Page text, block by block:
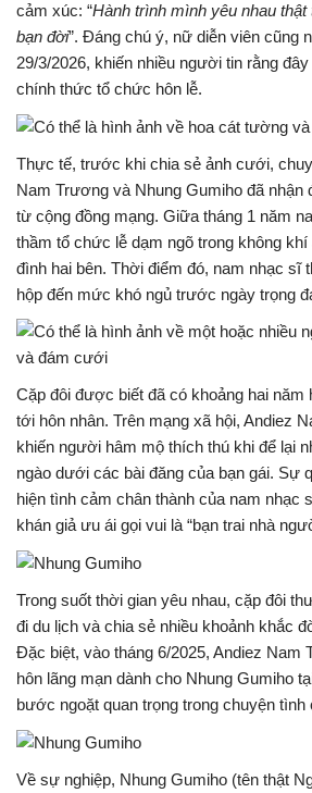
cảm xúc: “Hành trình mình yêu nhau
bạn đời”. Đáng chú ý, nữ diễn viên cũng
29/3/2026, khiến nhiều người tin rằng
chính thức tổ chức hôn lễ.
Thực tế, trước khi chia sẻ ảnh cưới,
Nam Trương và Nhung Gumiho đã nhận
từ cộng đồng mạng. Giữa tháng 1 năm
thầm tổ chức lễ dạm ngõ trong không
đình hai bên. Thời điểm đó, nam nhạc sĩ
hộp đến mức khó ngủ trước ngày trọng
Cặp đôi được biết đã có khoảng hai năm
tới hôn nhân. Trên mạng xã hội, Andiez
khiến người hâm mộ thích thú khi để lại
ngào dưới các bài đăng của bạn gái. Sự
hiện tình cảm chân thành của nam nhạc
khán giả ưu ái gọi vui là “bạn trai nhà
Trong suốt thời gian yêu nhau, cặp đôi
đi du lịch và chia sẻ nhiều khoảnh khắc
Đặc biệt, vào tháng 6/2025, Andiez Nam
hôn lãng mạn dành cho Nhung Gumiho
bước ngoặt quan trọng trong chuyện tình
Về sự nghiệp, Nhung Gumiho (tên thật